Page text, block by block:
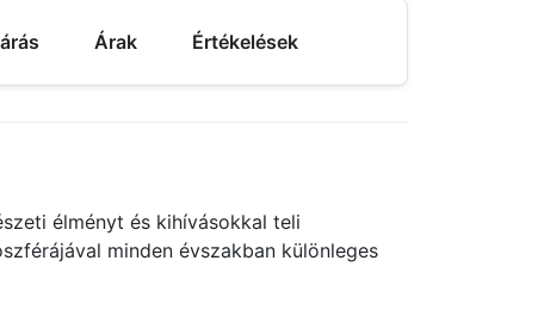
Árak Értékelések
élményt és kihívásokkal teli
minden évszakban különleges